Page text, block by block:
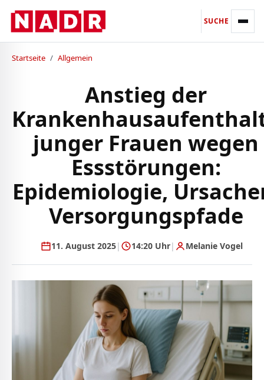
SUCHE
Startseite / Allgemein
Anstieg der
junger Frauen wegen
Essstörungen:
Epidemiologie,
Versorgungspfade
11. August 2025| 14:20 Uhr| Melanie Vogel